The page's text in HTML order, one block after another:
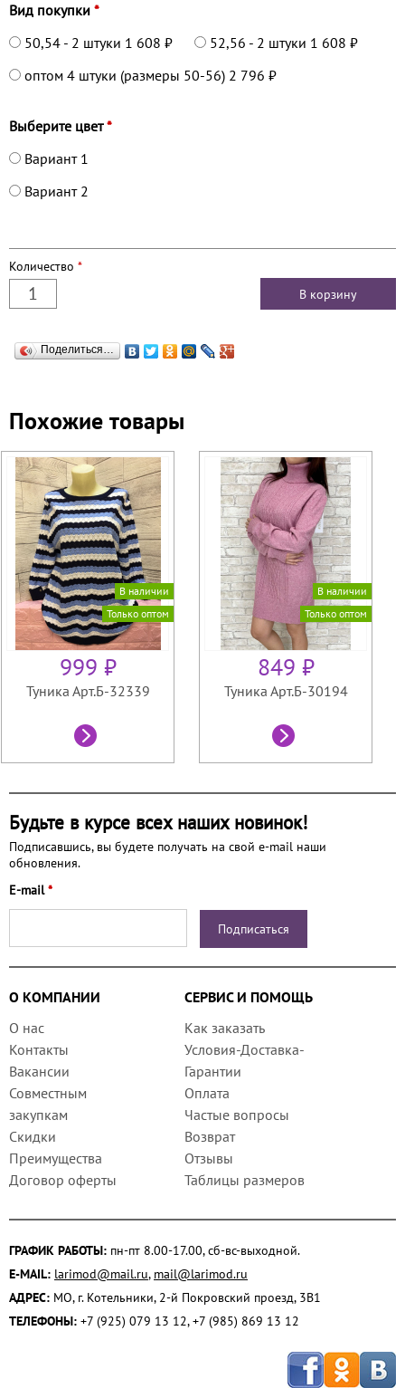
Вид покупки *
50,54 - 2 штуки 1 608 ₽ 52,56 - 2 штуки 1 608 ₽
оптом 4 штуки (размеры 50-56) 2 796 ₽
Выберите цвет*
Вариант 1
Вариант 2
Количество *
Поделиться…
Похожие товары
В наличии
Только оптом
999 ₽
Туника Арт.Б-32339
В наличии
Только оптом
849 ₽
Туника Арт.Б-30194
Будьте в курсе всех наших новинок!
Подписавшись, вы будете получать на свой e-mail наши
обновления.
E-mail*
О КОМПАНИИ
СЕРВИС И ПОМОЩЬ
О нас
Контакты
Вакансии
Совместным
закупкам
Скидки
Преимущества
Договор оферты
Как заказать
Условия-Доставка-
Гарантии
Оплата
Частые вопросы
Возврат
Отзывы
Таблицы размеров
ГРАФИК РАБОТЫ: пн-пт 8.00-17.00, сб-вс-выходной.
E-MAIL: larimod@mail.ru, mail@larimod.ru
АДРЕС: МО, г. Котельники, 2-й Покровский проезд, 3В1
ТЕЛЕФОНЫ: +7 (925) 079 13 12, +7 (985) 869 13 12